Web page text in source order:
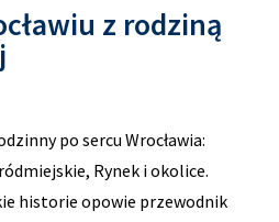
z rodziną
po sercu Wrocławia:
Rynek i okolice.
historie opowie przewodnik